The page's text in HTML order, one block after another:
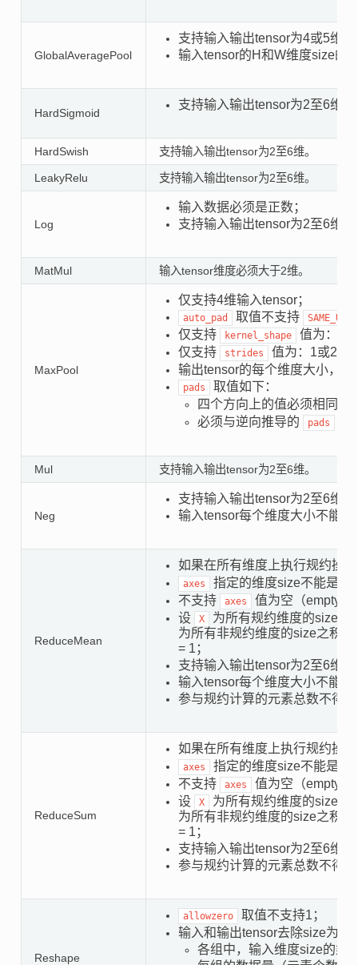
GlobalAveragePool
支持输入输出tensor为4或5维；
输入tensor的H和W维度size的
HardSigmoid
支持输入输出tensor为2至6维；
HardSwish 支持输入输出tensor为2至6维。
LeakyRelu 支持输入输出tensor为2至6维。
Log
输入数据必须是正数；
支持输入输出tensor为2至6维；
MatMul 输入tensor维度必须大于2维。
MaxPool
仅支持4维输入tensor；
auto_pad 取值不支持
仅支持 kernel_shape
值为：[2,
仅支持
strides
值为：1或2；
输出tensor的每个维度大小，
pads
取值如下：
四个方向上的值必须相同
必须与逆向推导的
pads
Mul 支持输入输出tensor为2至6维。
Neg
支持输入输出tensor为2至6维；
输入tensor每个维度大小不能超
ReduceMean
如果在所有维度上执行规约操
axes
指定的维度size不能是1；
不支持
axes
值为空（empty）
设
X
为所有规约维度的size之
为所有非规约维度的size之积
= 1；
支持输入输出tensor为2至6维；
输入tensor每个维度大小不能超
参与规约计算的元素总数不得
ReduceSum
如果在所有维度上执行规约操
axes
指定的维度size不能是1；
不支持
axes
值为空（empty
设
X
为所有规约维度的size之
为所有非规约维度的size之积
= 1；
支持输入输出tensor为2至6维；
参与规约计算的元素总数不得
Reshape
allowzero
取值不支持1；
输入和输出tensor去除size为1
各组中，输入维度size的乘